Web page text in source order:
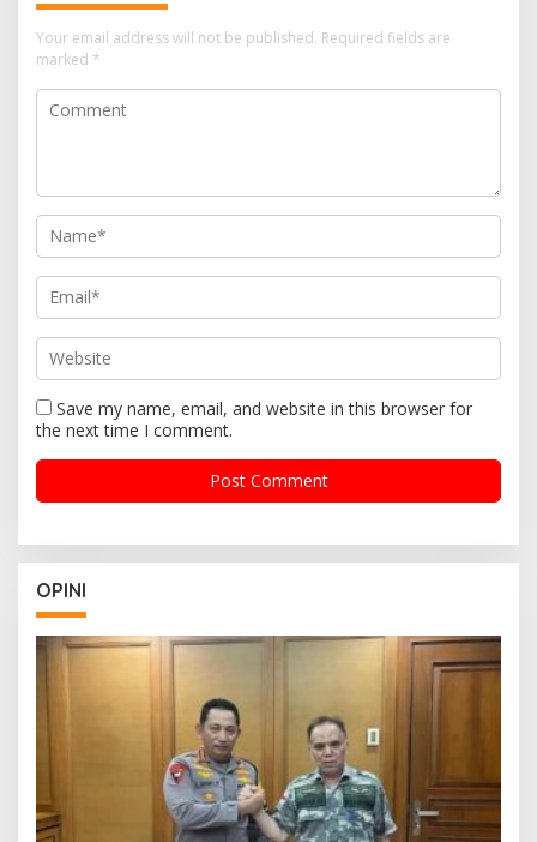
Your email address will not be published. Required fields are
marked *
Save my name, email, and website in this browser for
the next time I comment.
OPINI